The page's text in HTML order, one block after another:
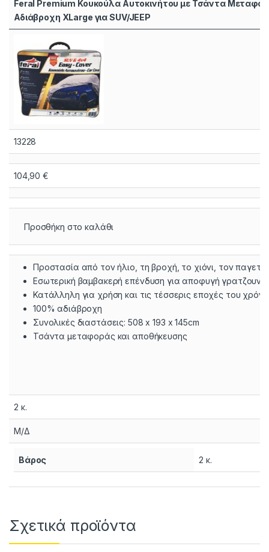
Feral Premium Κουκούλα Αυτοκινήτου με Τσάντα
Αδιάβροχη XLarge για SUV/JEEP
13228
104,90€
Προσθήκη στο καλάθι
Προστασία από τον ήλιο, τη βροχή, το χιόνι, τον παγετό
Εσωτερική βαμβακερή επένδυση για αποφυγή
Κατάλληλη για χρήση και τις τέσσερις εποχές του
100% αδιάβροχη
Συνολικές διαστάσεις: 508 x 193 x 145cm
Τσάντα μεταφοράς και αποθήκευσης
2 κ.
Μ/Δ
Βάρος 2 κ.
Σχετικά προϊόντα